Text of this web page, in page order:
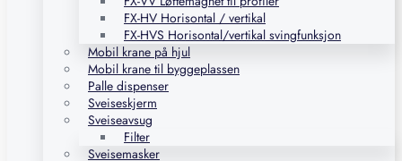
FX-HV Horisontal / vertikal
FX-HVS Horisontal/vertikal svingfunksjon
Mobil krane på hjul
Mobil krane til byggeplassen
Palle dispenser
Sveiseskjerm
Sveiseavsug
Filter
Sveisemasker